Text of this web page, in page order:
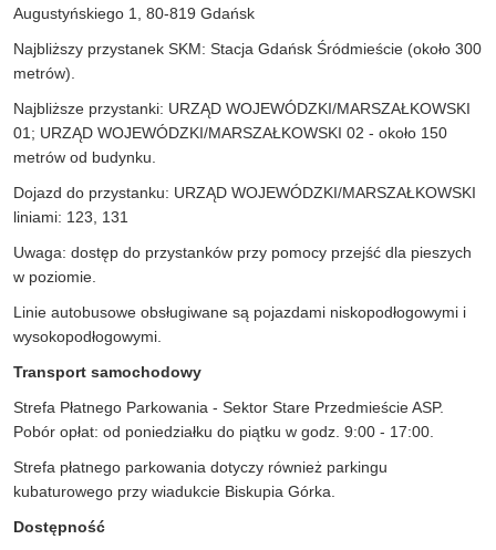
Augustyńskiego 1, 80-819 Gdańsk
Najbliższy przystanek SKM: Stacja Gdańsk Śródmieście (około 300
metrów).
Najbliższe przystanki: URZĄD WOJEWÓDZKI/MARSZAŁKOWSKI
01; URZĄD WOJEWÓDZKI/MARSZAŁKOWSKI 02 - około 150
metrów od budynku.
Dojazd do przystanku: URZĄD WOJEWÓDZKI/MARSZAŁKOWSKI
liniami: 123, 131
Uwaga: dostęp do przystanków przy pomocy przejść dla pieszych
w poziomie.
Linie autobusowe obsługiwane są pojazdami niskopodłogowymi i
wysokopodłogowymi.
Transport samochodowy
Strefa Płatnego Parkowania - Sektor Stare Przedmieście ASP.
Pobór opłat: od poniedziałku do piątku w godz. 9:00 - 17:00.
Strefa płatnego parkowania dotyczy również parkingu
kubaturowego przy wiadukcie Biskupia Górka.
Dostępność